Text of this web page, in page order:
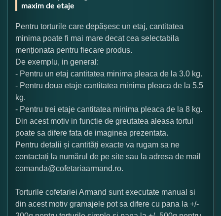
maxim de etaje
Pentru torturile care depășesc un etaj, cantitatea
minima poate fi mai mare decat cea selectabila
menționata pentru fiecare produs.
De exemplu, in general:
- Pentru un etaj cantitatea minima pleaca de la 3.0 kg.
- Pentru doua etaje cantitatea minima pleaca de la 5,5
kg.
- Pentru trei etaje cantitatea minima pleaca de la 8 kg.
Din acest motiv in functie de greutatea aleasa tortul
poate sa difere fata de imaginea prezentata.
Pentru detalii și cantități exacte va rugam sa ne
contactați la numărul de pe site sau la adresa de mail
comanda@cofetariaarmand.ro.
Torturile cofetariei Armand sunt executate manual si
din acest motiv gramajele pot sa difere cu pana la +/-